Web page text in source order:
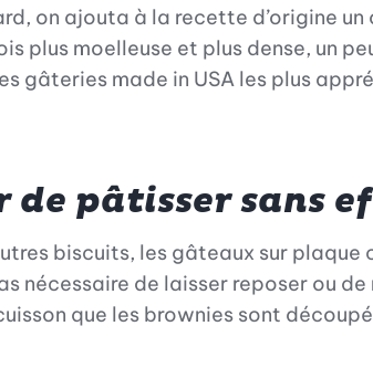
on ajouta à la recette d’origine
plus moelleuse et plus dense, un
gâteries made in USA les plus
de pâtisser sans
biscuits, les gâteaux sur plaque
nécessaire de laisser reposer ou
que les brownies sont